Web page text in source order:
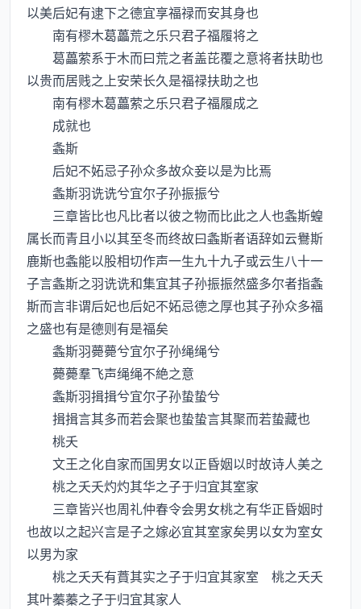
以美后妃有逮下之德宜享福禄而安其身也
南有樛木葛藟荒之乐只君子福履将之
葛藟萦系于木而曰荒之者盖芘覆之意将者扶助也
以贵而居贱之上安荣长久是福禄扶助之也
南有樛木葛藟萦之乐只君子福履成之
成就也
螽斯
后妃不妬忌子孙众多故众妾以是为比焉
螽斯羽诜诜兮宜尔子孙振振兮
三章皆比也凡比者以彼之物而比此之人也螽斯蝗
属长而青且小以其至冬而终故曰螽斯者语辞如云鸒斯
鹿斯也螽能以股相切作声一生九十九子或云生八十一
子言螽斯之羽诜诜和集宜其子孙振振然盛多尔者指螽
斯而言非谓后妃也后妃不妬忌德之厚也其子孙众多福
之盛也有是德则有是福矣
螽斯羽薨薨兮宜尔子孙绳绳兮
薨薨羣飞声绳绳不絶之意
螽斯羽揖揖兮宜尔子孙蛰蛰兮
揖揖言其多而若会聚也蛰蛰言其聚而若蛰藏也
桃夭
文王之化自家而国男女以正昏姻以时故诗人美之
桃之夭夭灼灼其华之子于归宜其室家
三章皆兴也周礼仲春令会男女桃之有华正昏姻时
也故以之起兴言是子之嫁必宜其室家矣男以女为室女
以男为家
桃之夭夭有蕡其实之子于归宜其家室 桃之夭夭
其叶蓁蓁之子于归宜其家人